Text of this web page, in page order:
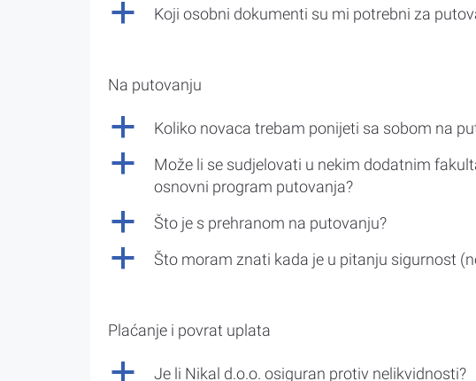
a Koji osobni dokumenti su mi potrebni za
Na putovanju
a Koliko novaca trebam ponijeti sa sobom na
a
Može li se sudjelovati u nekim dodatnim
osnovni program putovanja?
a Što je s prehranom na putovanju?
a Što moram znati kada je u pitanju sigurnost
Plaćanje i povrat uplata
a Je li Nikal d.o.o. osiguran protiv nelikvidnosti?